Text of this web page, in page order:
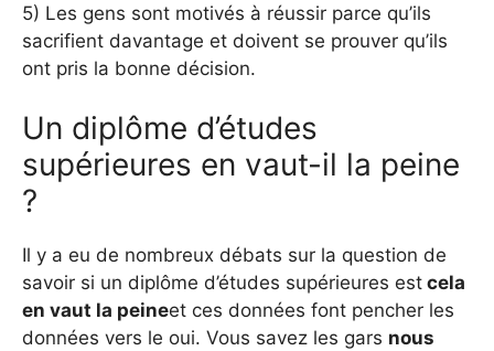
5) Les gens sont motivés à réussir parce qu’ils
sacrifient davantage et doivent se prouver qu’ils
ont pris la bonne décision.
Un diplôme d’études
supérieures en vaut-il la peine
?
Il y a eu de nombreux débats sur la question de
savoir si un diplôme d’études supérieures est cela
en vaut la peineet ces données font pencher les
données vers le oui. Vous savez les gars nous